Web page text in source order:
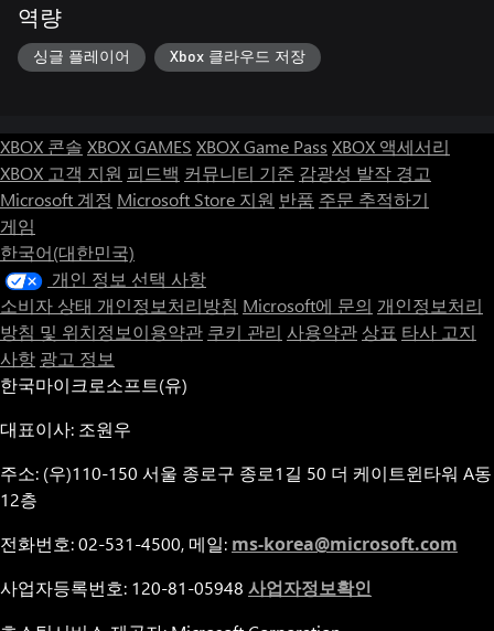
주인공을 포함한 파티 멤버는 전사와 마법사 같은 능력을 지닌
'아키타이프(직업)'를 각성합니다.
14계통 40종 이상에 달하는 개성 넘치는 아키타이프와 장비품,
스킬 등을 자유롭게 조합할 수 있는 파티 편성을 즐기며, 자신만
역량
싱글 플레이어 Xbox 클라우드 저장
XBOX 콘솔 XBOX GAMES XBOX Game Pass XBOX 액세서리
XBOX 고객 지원 피드백 커뮤니티 기준 감광성 발작 경고
Microsoft 계정 Microsoft Store 지원 반품 주문 추적하기
게임
한국어(대한민국)
개인 정보 선택 사항
소비자 상태 개인정보처리방침 Microsoft에 문의 개인정보처리
방침 및 위치정보이용약관 쿠키 관리 사용약관 상표 타사 고지
사항 광고 정보
한국마이크로소프트(유)
대표이사: 조원우
주소: (우)110-150 서울 종로구 종로1길 50 더 케이트윈타워 A동
12층
전화번호: 02-531-4500, 메일: ms-korea@microsoft.com
사업자등록번호: 120-81-05948 사업자정보확인